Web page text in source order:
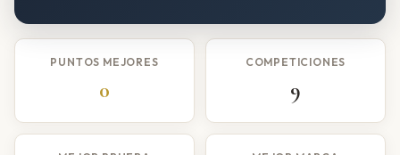
PUNTOS MEJORES
0
COMPETICIONES
9